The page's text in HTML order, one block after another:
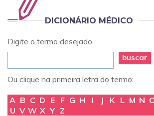
DICIONÁRIO MÉDICO
Digite o termo desejado
buscar
Ou clique na primeira letra do termo:
A B C D E F G H I J K L M N
U V W X Y Z